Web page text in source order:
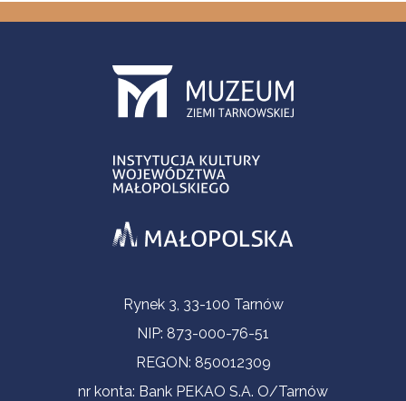
Informacje kontaktoweRynek 3, 33-100 Tarnów
NIP: 873-000-76-51
REGON: 850012309
nr konta: Bank PEKAO S.A. O/Tarnów